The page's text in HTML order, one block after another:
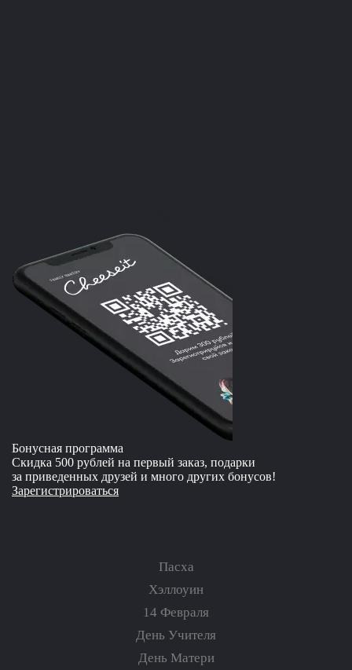
Бонусная программа
Скидка 500 рублей на первый заказ, подарки
за приведенных друзей и много других бонусов!
Зарегистрироваться
Пасха
Хэллоуин
14 Февраля
День Учителя
День Матери